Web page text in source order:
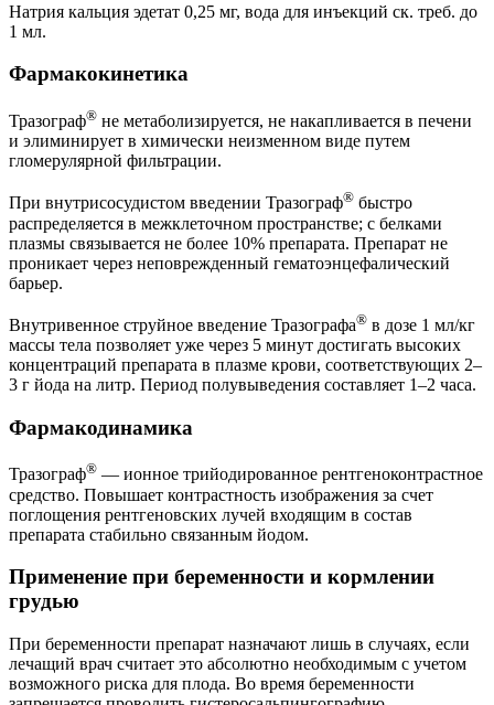
Натрия кальция эдетат 0,25 мг, вода для инъекций ск. треб. до
1 мл.
Фармакокинетика
Тразограф® не метаболизируется, не накапливается в печени
и элиминирует в химически неизменном виде путем
гломерулярной фильтрации.
При внутрисосудистом введении Тразограф® быстро
распределяется в межклеточном пространстве; с белками
плазмы связывается не более 10% препарата. Препарат не
проникает через неповрежденный гематоэнцефалический
барьер.
Внутривенное струйное введение Тразографа® в дозе 1 мл/кг
массы тела позволяет уже через 5 минут достигать высоких
концентраций препарата в плазме крови, соответствующих 2–
3 г йода на литр. Период полувыведения составляет 1–2 часа.
Фармакодинамика
Тразограф® — ионное трийодированное рентгеноконтрастное
средство. Повышает контрастность изображения за счет
поглощения рентгеновских лучей входящим в состав
препарата стабильно связанным йодом.
Применение при беременности и кормлении
грудью
При беременности препарат назначают лишь в случаях, если
лечащий врач считает это абсолютно необходимым с учетом
возможного риска для плода. Во время беременности